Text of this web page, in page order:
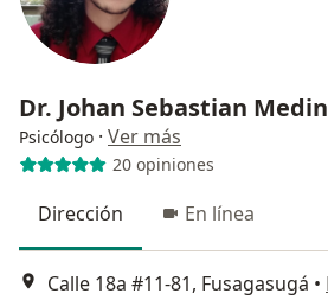
Dr. Johan Sebastian
Psicólogo · Ver más
20 opiniones
Dirección En línea
Calle 18a #11-81, Fusagasugá •